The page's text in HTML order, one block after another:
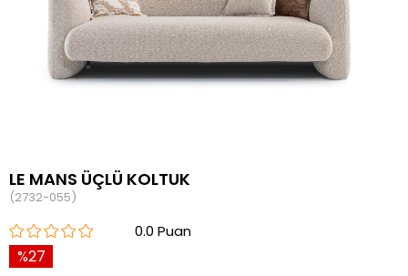
LE MANS ÜÇLÜ KOLTUK
(2732-055)
0.0
27